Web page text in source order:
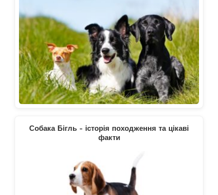
Собака Бігль - історія походження та цікаві
факти